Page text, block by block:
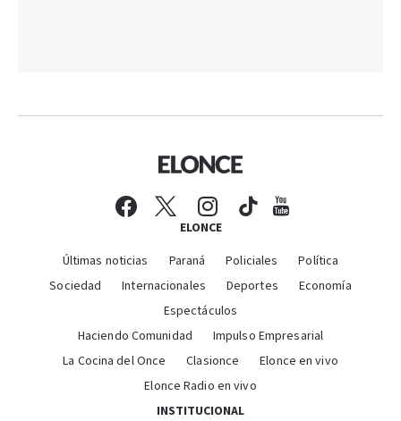
ELONCE
Últimas noticias Paraná Policiales
Política
Sociedad
Internacionales Deportes
Economía
Espectáculos
Haciendo Comunidad
Impulso Empresarial
La Cocina del Once
Clasionce
Elonce en vivo
Elonce Radio en vivo
INSTITUCIONAL